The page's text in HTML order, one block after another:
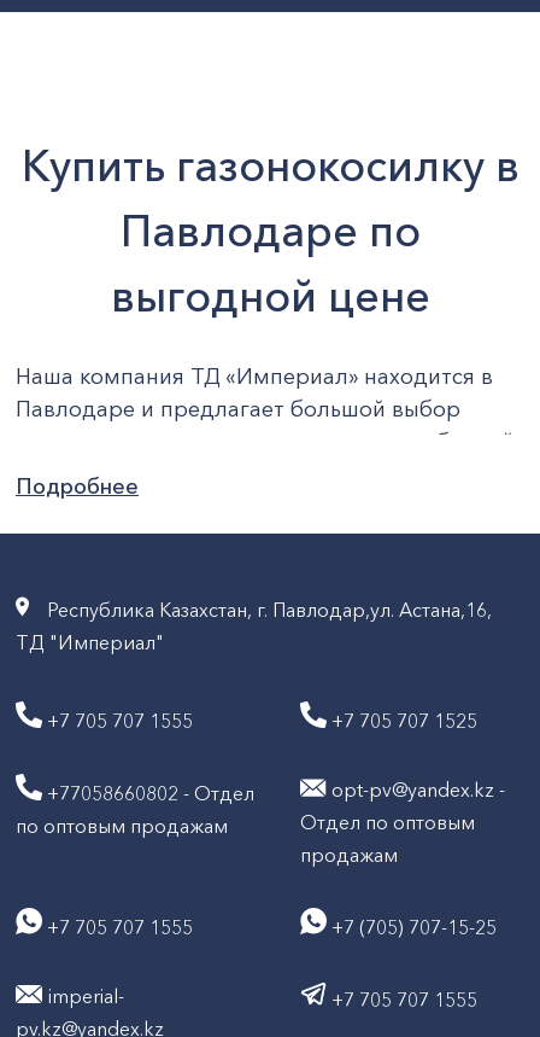
Купить газонокосилку в
Павлодаре по
выгодной цене
Наша компания ТД «Империал» находится в
Павлодаре и предлагает большой выбор
строительных инструментов, приспособлений,
садовых товаров и др. по доступным
расценкам.
В каталоге нашей компании можно
том числе и газонокосилку в Павлодаре с
быстрой доставкой по городу. Она бывает
модели следует обратить внимание на
мощность, эксплуатационные характеристики,
страну производителя.
Какую газонокосилку можно купить для дачи?
электрические и бензиновые газонокосилки,
техническими характеристиками, ценовой
политикой, набор функций, удобством
Подробнее
Республика Казахстан, г. Павлодар,ул. Астана,16,
ТД "Империал"
+7 705 707 1555 +7 705 707 1525
+77058660802 - Отдел
по оптовым продажам
opt-pv@yandex.kz -
Отдел по оптовым
продажам
+7 705 707 1555 +7 (705) 707-15-25
imperial-
pv.kz@yandex.kz
+7 705 707 1555